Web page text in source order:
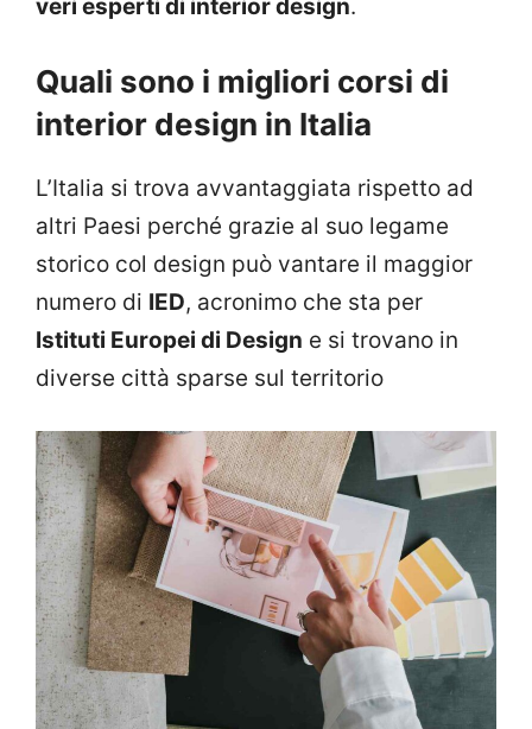
veri esperti di interior design.
Quali sono i migliori corsi di
interior design in Italia
L’Italia si trova avvantaggiata rispetto ad
altri Paesi perché grazie al suo legame
storico col design può vantare il maggior
numero di IED, acronimo che sta per
Istituti Europei di Design e si trovano in
diverse città sparse sul territorio